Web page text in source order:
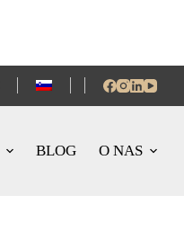
BLOG O NAS